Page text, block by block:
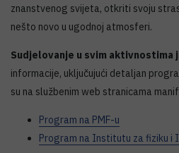
znanstvenog svijeta, otkriti svoju
nešto novo u ugodnoj atmosferi.
Sudjelovanje u svim aktivnostima
informacije, uključujući detaljan
su na službenim web stranicama
Program na PMF-u
Program na Institutu za fiziku i